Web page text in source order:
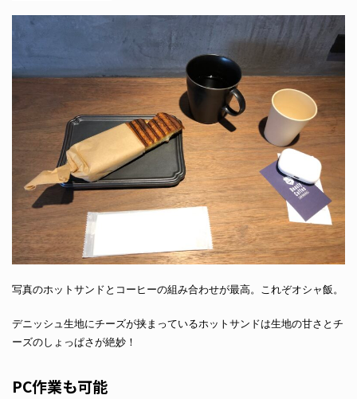
写真のホットサンドとコーヒーの組み合わせが最高。これぞオシャ飯。
デニッシュ生地にチーズが挟まっているホットサンドは生地の甘さとチ
ーズのしょっぱさが絶妙！
PC作業も可能